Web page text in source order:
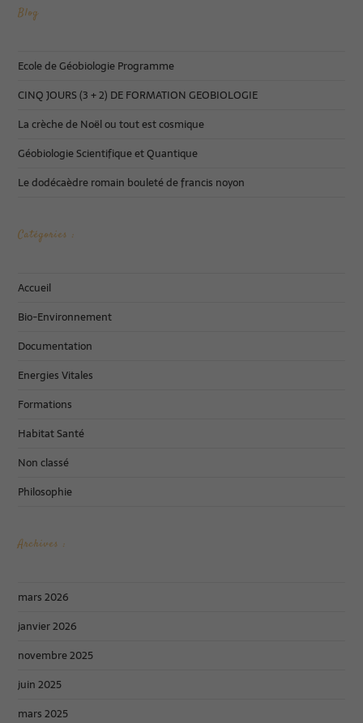
Blog
Ecole de Géobiologie Programme
CINQ JOURS (3 + 2) DE FORMATION GEOBIOLOGIE
La crèche de Noël ou tout est cosmique
Géobiologie Scientifique et Quantique
Le dodécaèdre romain bouleté de francis noyon
Catégories :
Accueil
Bio-Environnement
Documentation
Energies Vitales
Formations
Habitat Santé
Non classé
Philosophie
Archives :
mars 2026
janvier 2026
novembre 2025
juin 2025
mars 2025